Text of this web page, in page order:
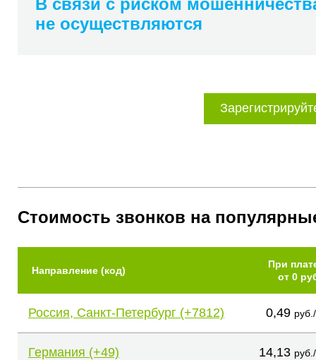
В связи с риском
не осуществляются
Стоимость звонков на
Направление (код)
При
от 0
Россия, Санкт-Петербург (+7812) 0,49
Германия (+49) 14,13